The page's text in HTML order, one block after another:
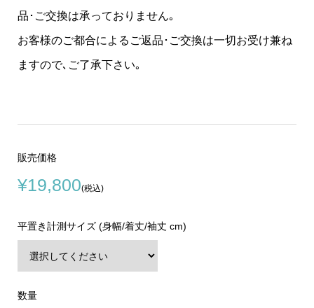
品･ご交換は承っておりません｡
お客様のご都合によるご返品･ご交換は一切お受け兼ね
ますので､ご了承下さい｡
販売価格
¥19,800(税込)
平置き計測サイズ (身幅/着丈/袖丈 cm)
数量